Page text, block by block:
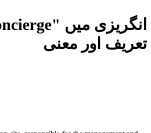
تعریف اور معنی